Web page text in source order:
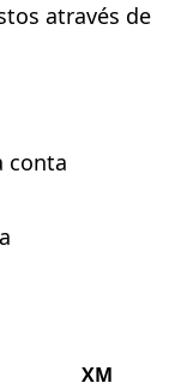
através de
conta
XM